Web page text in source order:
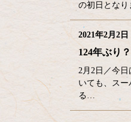
の初日とな
2021年2月2日
124年ぶり？
2月2日／今
いても、ス
る…